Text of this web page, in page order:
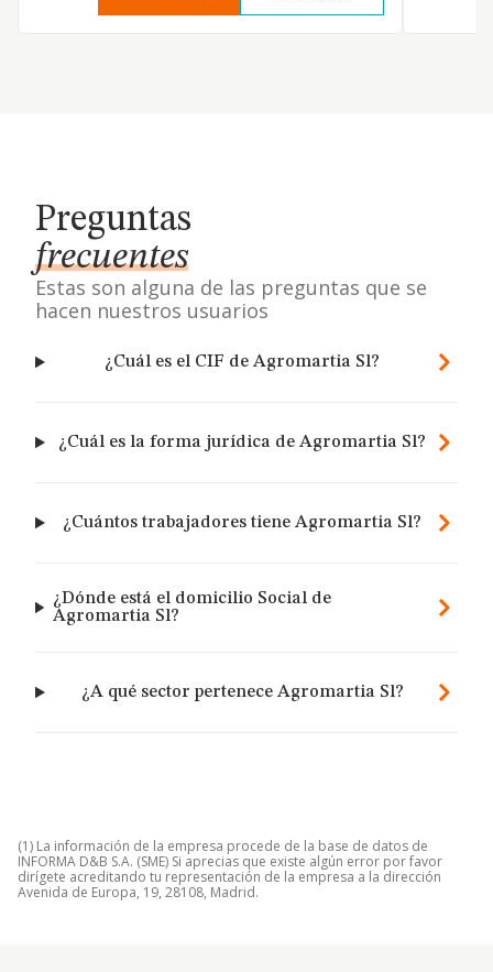
Preguntas
frecuentes
Estas son alguna de las preguntas que se
hacen nuestros usuarios
¿Cuál es el CIF de Agromartia Sl?
¿Cuál es la forma jurídica de Agromartia Sl?
¿Cuántos trabajadores tiene Agromartia Sl?
¿Dónde está el domicilio Social de
Agromartia Sl?
¿A qué sector pertenece Agromartia Sl?
(1) La información de la empresa procede de la base de datos de
INFORMA D&B S.A. (SME) Si aprecias que existe algún error por favor
dirígete acreditando tu representación de la empresa a la dirección
Avenida de Europa, 19, 28108, Madrid.